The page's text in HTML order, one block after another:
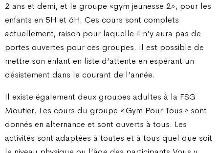
2 ans et demi, et le groupe «gym jeunesse 2», pour les
enfants en 5H et 6H. Ces cours sont complets
actuellement, raison pour laquelle il n’y aura pas de
portes ouvertes pour ces groupes. Il est possible de
mettre son enfant en liste d’attente en espérant un
désistement dans le courant de l’année.
Il existe également deux groupes adultes à la FSG
Moutier. Les cours du groupe « Gym Pour Tous » sont
donnés en alternance et sont ouverts à tous. Les
activités sont adaptées à toutes et à tous quel que soit